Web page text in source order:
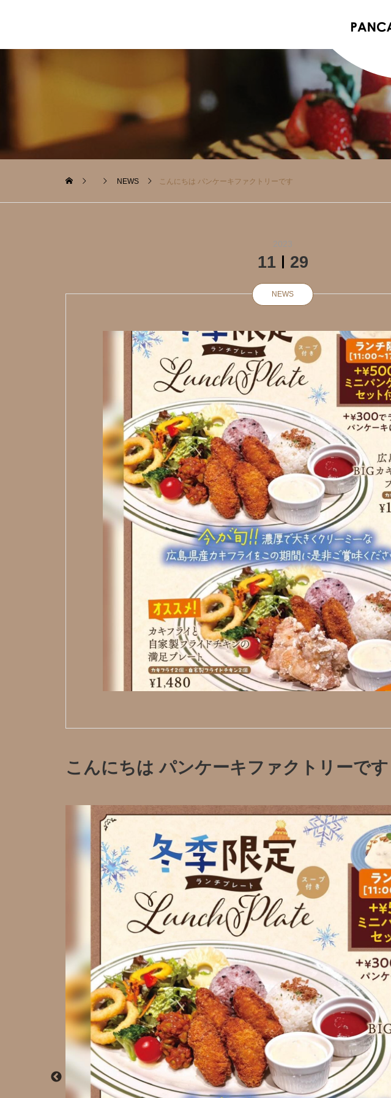
NEWS こんにちは パンケーキファクトリーです
2023
11 29
NEWS
こんにちは パンケーキファクトリーです
快晴ですね